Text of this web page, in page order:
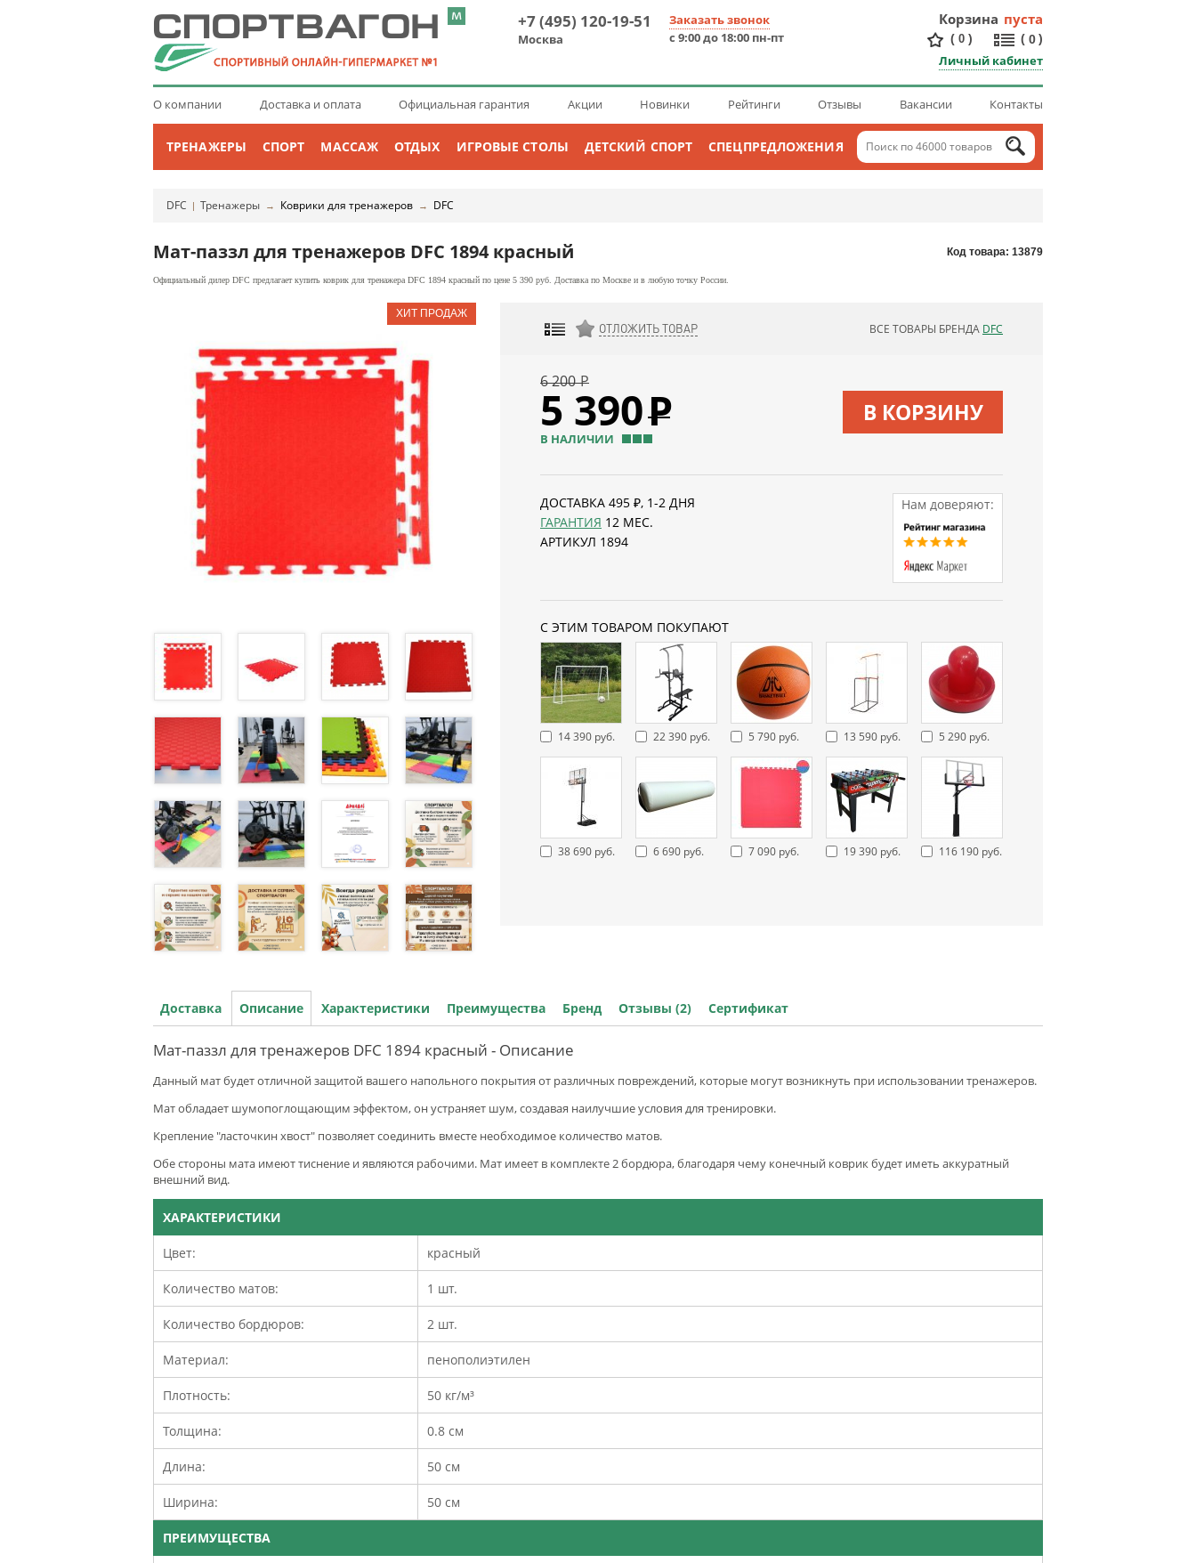
+7 (495) 120-19-51
Москва
Заказать звонок
с 9:00 до 18:00 пн-пт
Корзина пуста
( 0 ) ( 0 )
Личный кабинет
О компании Доставка и оплата Официальная гарантия Акции Новинки Рейтинги Отзывы Вакансии Контакты
ТРЕНАЖЕРЫ СПОРТ МАССАЖ ОТДЫХ ИГРОВЫЕ СТОЛЫ ДЕТСКИЙ СПОРТ СПЕЦПРЕДЛОЖЕНИЯ
DFC | Тренажеры → Коврики для тренажеров → DFC
Код товара: 13879
Мат-паззл для тренажеров DFC 1894 красный
Официальный дилер DFC предлагает купить коврик для тренажера DFC 1894 красный по цене 5 390 руб. Доставка по Москве и в любую точку России.
ДОБАВИТЬ К СРАВНЕНИЮ ОБНОВЛЯЮ СПИСОК
ОТЛОЖИТЬ ТОВАР ВСЕ ТОВАРЫ БРЕНДА DFC
6 200 Р
5 390Р
В НАЛИЧИИ
В КОРЗИНУ
ДОСТАВКА 495 ₽, 1-2 ДНЯ
ГАРАНТИЯ 12 МЕС.
АРТИКУЛ 1894
Нам доверяют:
С ЭТИМ ТОВАРОМ ПОКУПАЮТ
14 390 руб. 22 390 руб. 5 790 руб. 13 590 руб. 5 290 руб.
38 690 руб. 6 690 руб. 7 090 руб. 19 390 руб. 116 190 руб.
Доставка Описание Характеристики Преимущества Бренд Отзывы (2) Сертификат
Мат-паззл для тренажеров DFC 1894 красный - Описание
Данный мат будет отличной защитой вашего напольного покрытия от различных повреждений, которые могут возникнуть при использовании тренажеров.
Мат обладает шумопоглощающим эффектом, он устраняет шум, создавая наилучшие условия для тренировки.
Крепление "ласточкин хвост" позволяет соединить вместе необходимое количество матов.
Обе стороны мата имеют тиснение и являются рабочими. Мат имеет в комплекте 2 бордюра, благодаря чему конечный коврик будет иметь аккуратный
внешний вид.
ХАРАКТЕРИСТИКИ
Цвет: красный
Количество матов: 1 шт.
Количество бордюров: 2 шт.
Материал: пенополиэтилен
Плотность: 50 кг/м³
Толщина: 0.8 см
Длина: 50 см
Ширина: 50 см
ПРЕИМУЩЕСТВА